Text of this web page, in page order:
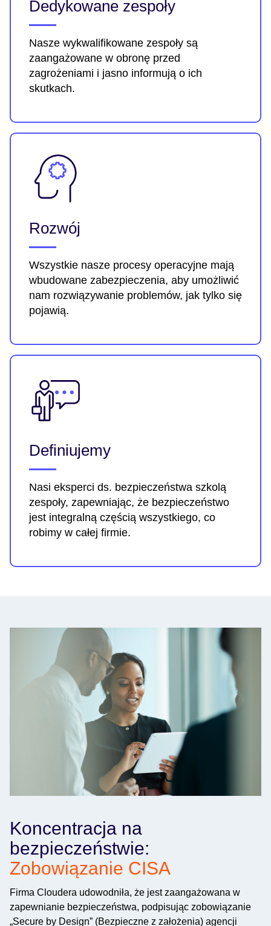
Dedykowane zespoły
Nasze wykwalifikowane zespoły są
zaangażowane w obronę przed
zagrożeniami i jasno informują o ich
skutkach.
Rozwój
Wszystkie nasze procesy operacyjne mają
wbudowane zabezpieczenia, aby umożliwić
nam rozwiązywanie problemów, jak tylko się
pojawią.
Definiujemy
Nasi eksperci ds. bezpieczeństwa szkolą
zespoły, zapewniając, że bezpieczeństwo
jest integralną częścią wszystkiego, co
robimy w całej firmie.
Koncentracja na
bezpieczeństwie:
Zobowiązanie CISA
Firma Cloudera udowodniła, że jest zaangażowana w
zapewnianie bezpieczeństwa, podpisując zobowiązanie
„Secure by Design” (Bezpieczne z założenia) agencji